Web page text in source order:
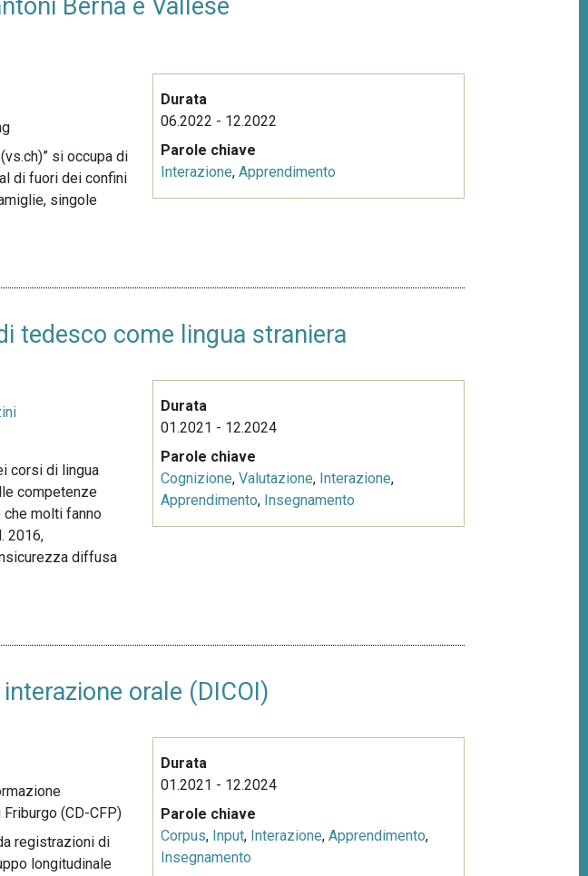
Berna e Vallese
si occupa di
di fuori dei confini
singole
Durata
06.2022 - 12.2022
Parole chiave
Interazione, Apprendimento
tedesco come lingua straniera
corsi di lingua
competenze
molti fanno
2016,
diffusa
Durata
01.2021 - 12.2024
Parole chiave
Cognizione, Valutazione, Interazione,
Apprendimento, Insegnamento
orale (DICOI)
(CD-CFP)
registrazioni di
longitudinale
Durata
01.2021 - 12.2024
Parole chiave
Corpus, Input, Interazione, Apprendimento,
Insegnamento